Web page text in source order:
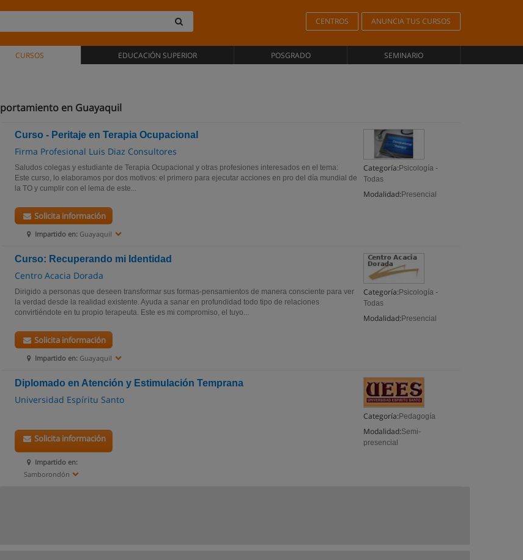
CENTROS ANUNCIA TUS CURSOS
CURSOS EDUCACIÓN SUPERIOR POSGRADO SEMINARIO
en Guayaquil
Curso - Peritaje en Terapia Ocupacional
Firma Profesional Luis Diaz Consultores
Categoría: Psicología -
Todas
Modalidad: Presencial
Saludos colegas y estudiante de Terapia Ocupacional y otras profesiones interesados en el tema:
Este curso, lo elaboramos por dos motivos: el primero para ejecutar acciones en pro del día mundial de
la TO y cumplir con el lema de este...
Impartido en: Guayaquil
Solicita información
Curso: Recuperando mi Identidad
Centro Acacia Dorada
Categoría: Psicología -
Todas
Modalidad: Presencial
Dirigido a personas que deseen transformar sus formas-pensamientos de manera consciente para ver
la verdad desde la realidad existente. Ayuda a sanar en profundidad todo tipo de relaciones
convirtiéndote en tu propio terapeuta. Este es mi compromiso, el tuyo...
Impartido en: Guayaquil
Solicita información
Diplomado en Atención y Estimulación Temprana
Universidad Espíritu Santo
Categoría: Pedagogía
Modalidad:Semi-
presencial
Impartido en:
Samborondón
Solicita información